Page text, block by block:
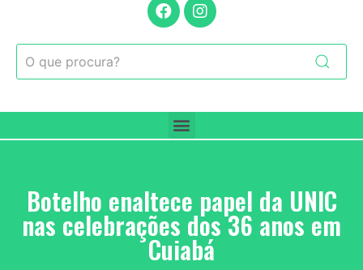
Botelho enaltece papel da UNIC
nas celebrações dos 36 anos em
Cuiabá